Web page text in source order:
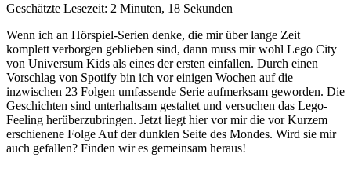
Geschätzte Lesezeit: 2 Minuten, 18 Sekunden
Wenn ich an Hörspiel-Serien denke, die mir über lange Zeit
komplett verborgen geblieben sind, dann muss mir wohl Lego City
von Universum Kids als eines der ersten einfallen. Durch einen
Vorschlag von Spotify bin ich vor einigen Wochen auf die
inzwischen 23 Folgen umfassende Serie aufmerksam geworden. Die
Geschichten sind unterhaltsam gestaltet und versuchen das Lego-
Feeling herüberzubringen. Jetzt liegt hier vor mir die vor Kurzem
erschienene Folge Auf der dunklen Seite des Mondes. Wird sie mir
auch gefallen? Finden wir es gemeinsam heraus!